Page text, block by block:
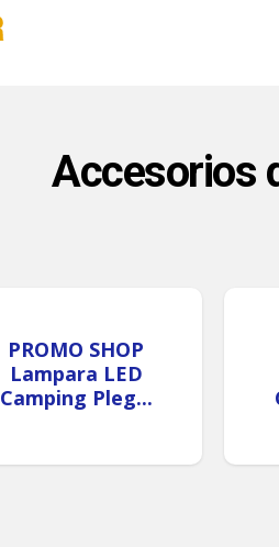
Accesorios
PROMO SHOP
Lampara LED
Camping Pleg...